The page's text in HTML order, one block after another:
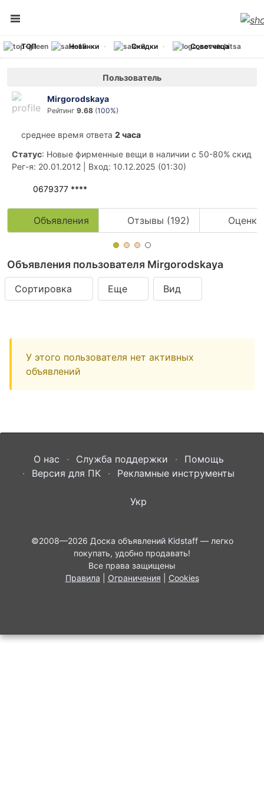
ТОП Новинки Скидки Советчица
Пользователь
Mirgorodskaya
Рейтинг 9.68 (100%)
среднее время ответа 2 часа
Статус: Новые фирменные вещи в наличии c 50-80%
Рег-я: 20.01.2012 Вход: 10.12.2025 (01:30)
0679377 ****
Объявления Отзывы (192)
Объявления пользователя Mirgorodskaya
Сортировка Еще Вид
У этого пользователя нет активных
объявлений
О нас Служба поддержки
Помощь
Версия для ПК
Рекламные инструменты
Укр
©2008—2026 Доска объявлений Kidstaff— легко
покупать, удобно продавать!
Все права защищены
Правила
Ограничения Cookies